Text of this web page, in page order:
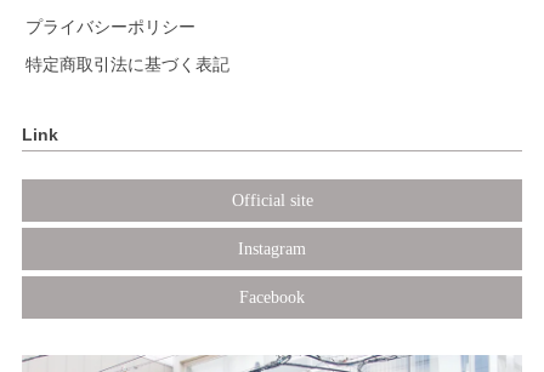
プライバシーポリシー
特定商取引法に基づく表記
Link
Official site
Instagram
Facebook